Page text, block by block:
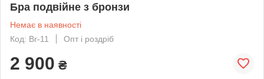
Бра подвійне з бронзи
Немає в наявності
Код: Br-11
Опт і роздріб
2 900 ₴